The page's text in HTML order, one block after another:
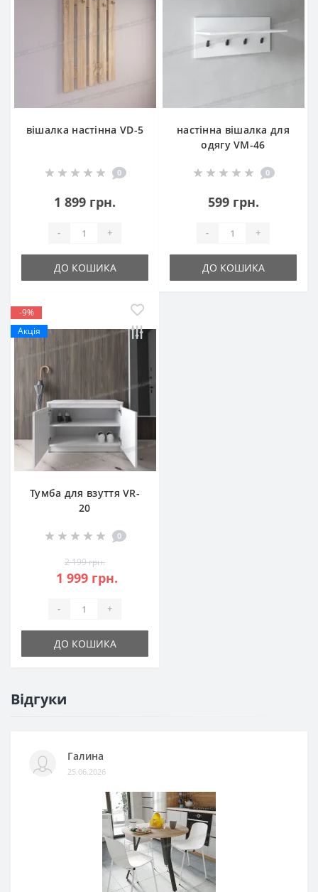
вішалка настінна VD-5
0
1 899 грн.
- +
ДО КОШИКА
настінна вішалка для
одягу VM-46
0
599 грн.
- +
ДО КОШИКА
-9%
Акція
Тумба для взуття VR-
20
0
2 199 грн.
1 999 грн.
- +
ДО КОШИКА
Відгуки
Галина
25.06.2026